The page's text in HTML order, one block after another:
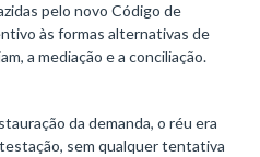
pelo novo Código de
às formas alternativas de
a mediação e a conciliação.
da demanda, o réu era
sem qualquer tentativa